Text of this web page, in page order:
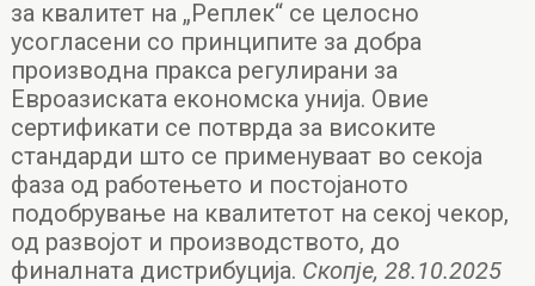
за квалитет на „Реплек“ се целосно
усогласени со принципите за добра
производна пракса регулирани за
Евроазиската економска унија. Овие
сертификати се потврда за високите
стандарди што се применуваат во секоја
фаза од работењето и постојаното
подобрување на квалитетот на секој чекор,
од развојот и производството, до
финалната дистрибуција. Скопје, 28.10.2025